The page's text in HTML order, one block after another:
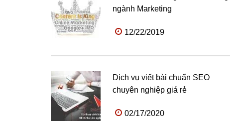
ngành Marketing
12/22/2019
Dịch vụ viết bài chuẩn SEO
chuyên nghiệp giá rẻ
02/17/2020